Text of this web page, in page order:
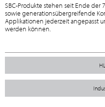
SBC-Produkte stehen seit Ende der
sowie generationsübergreifende
Applikationen jederzeit angepasst
werden können.